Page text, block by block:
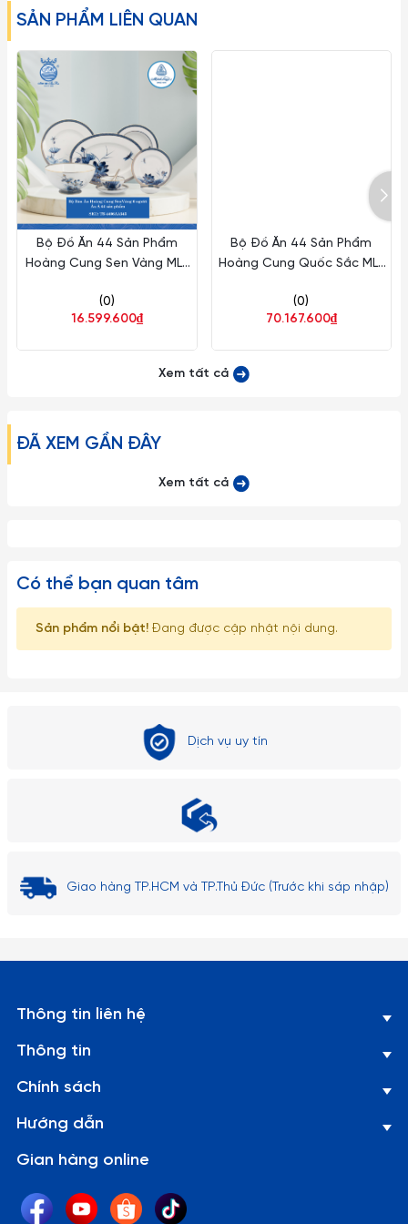
trong không gian yên bình, thư giãn vừa gần gũi vừa sang
trọng.
Lưu ý:
1. Đây là sản phẩm có thể bị vỡ nếu tác động với lực cực
mạnh như ném, vứt, rớt từ trên cao xuống, vì vậy xin quý
khách vui lòng để ngoài tầm với trẻ em.
2. Về kích thước: Do góc chụp khác nhau nên sẽ gây ra những
SẢN PHẨM LIÊN QUAN
Bộ Đồ Ăn 44 Sản Phẩm
Hoàng Cung Sen Vàng ML I
(0)
16.599.600₫
Bộ Đồ Ăn 44 Sản Phẩm
Hoàng Cung Quốc Sắc ML I
(0)
70.167.600₫
Xem tất cả
ĐÃ XEM GẦN ĐÂY
Xem tất cả
Có thể bạn quan tâm
Sản phẩm nổi bật! Đang được cập nhật nội dung.
Dịch vụ uy tín
Giao hàng TP.HCM và TP.Thủ Đức (Trước khi sáp nhập)
Thông tin liên hệ
Thông tin
Chính sách
Hướng dẫn
Gian hàng online